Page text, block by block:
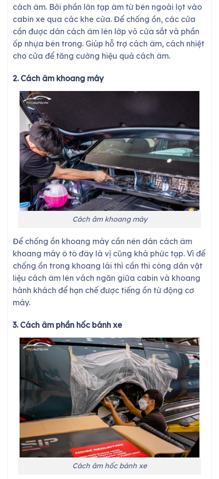
cách âm. Bởi phần lớn tạp âm từ bên ngoài lọt vào
cabin xe qua các khe cửa. Để chống ồn, các cửa
cần được dán cách âm lên lớp vỏ cửa sắt và phần
ốp nhựa bên trong. Giúp hỗ trợ cách âm, cách nhiệt
cho cửa để tăng cường hiệu quả cách âm.
2. Cách âm khoang máy
Cách âm khoang máy
Để chống ồn khoang máy cần nên dán cách âm
khoang máy ô tô đây là vị cũng khá phức tạp. Vì để
chống ồn trong khoang lái thì cần thi công dán vật
liệu cách âm lên vách ngăn giữa cabin và khoang
hành khách để hạn chế được tiếng ồn từ động cơ
máy.
3. Cách âm phần hốc bánh xe
Cách âm hốc bánh xe